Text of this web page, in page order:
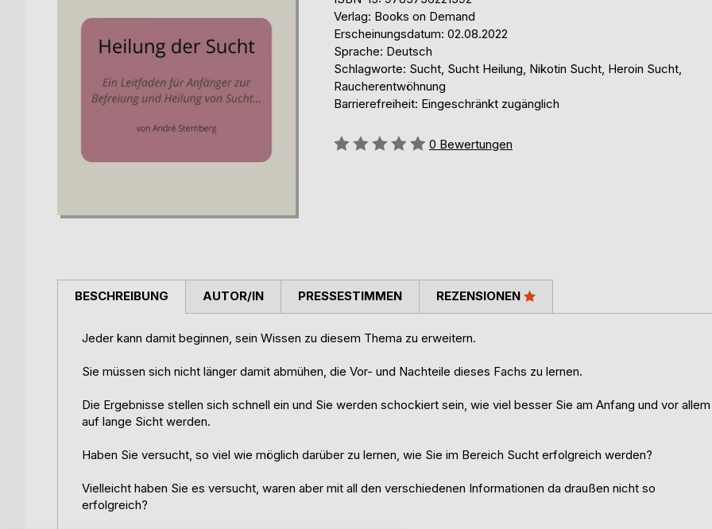
Verlag: Books on Demand
Erscheinungsdatum: 02.08.2022
Sprache: Deutsch
Schlagworte: Sucht, Sucht Heilung, Nikotin Sucht, Heroin Sucht,
Raucherentwöhnung
Barrierefreiheit: Eingeschränkt zugänglich
Bewertung::
0 Bewertungen
BESCHREIBUNG
Jeder kann damit beginnen, sein Wissen zu diesem Thema zu erweitern.
Sie müssen sich nicht länger damit abmühen, die Vor- und Nachteile dieses Fachs zu lernen.
Die Ergebnisse stellen sich schnell ein und Sie werden schockiert sein, wie viel besser Sie am Anfang und vor allem
auf lange Sicht werden.
Haben Sie versucht, so viel wie möglich darüber zu lernen, wie Sie im Bereich Sucht erfolgreich werden?
Vielleicht haben Sie es versucht, waren aber mit all den verschiedenen Informationen da draußen nicht so
erfolgreich?
AUTOR/IN PRESSESTIMMEN REZENSIONEN